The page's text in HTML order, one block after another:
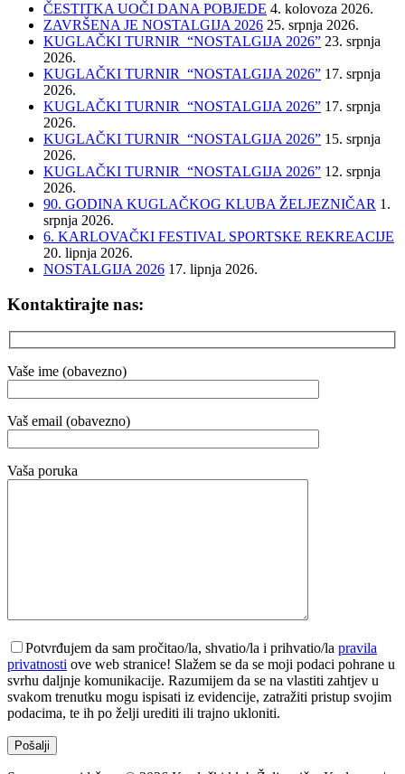
ČESTITKA UOČI DANA POBJEDE 4. kolovoza 2026.
ZAVRŠENA JE NOSTALGIJA 2026 25. srpnja 2026.
KUGLAČKI TURNIR “NOSTALGIJA 2026” 23. srpnja
2026.
KUGLAČKI TURNIR “NOSTALGIJA 2026” 17. srpnja
2026.
KUGLAČKI TURNIR “NOSTALGIJA 2026” 17. srpnja
2026.
KUGLAČKI TURNIR “NOSTALGIJA 2026” 15. srpnja
2026.
KUGLAČKI TURNIR “NOSTALGIJA 2026” 12. srpnja
2026.
90. GODINA KUGLAČKOG KLUBA ŽELJEZNIČAR 1.
srpnja 2026.
6. KARLOVAČKI FESTIVAL SPORTSKE REKREACIJE
20. lipnja 2026.
NOSTALGIJA 2026 17. lipnja 2026.
Kontaktirajte nas:
Vaše ime (obavezno)
Vaš email (obavezno)
Vaša poruka
Potvrđujem da sam pročitao/la, shvatio/la i prihvatio/la pravila
privatnosti ove web stranice! Slažem se da se moji podaci pohrane u
svrhu daljnje komunikacije. Razumijem da se na vlastiti zahtjev u
svakom trenutku mogu ispisati iz evidencije, zatražiti pristup svojim
podacima, te ih po želji urediti ili trajno ukloniti.